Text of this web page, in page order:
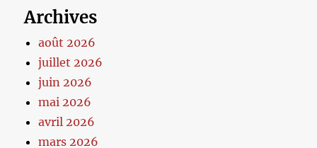
Archives
août 2026
juillet 2026
juin 2026
mai 2026
avril 2026
mars 2026